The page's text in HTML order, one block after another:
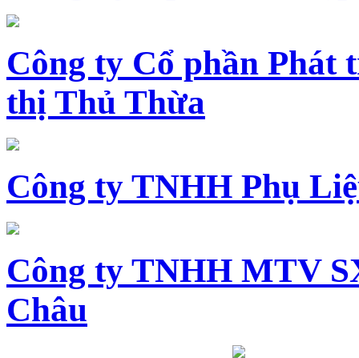
Công ty Cổ phần Phát
thị Thủ Thừa
Công ty TNHH Phụ
Công ty TNHH MTV
Châu